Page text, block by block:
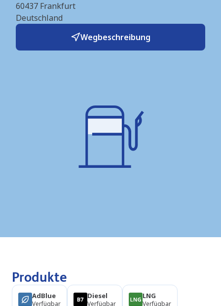
60437 Frankfurt
Deutschland
Wegbeschreibung
Produkte
AdBlue
Verfügbar
Diesel
Verfügbar
LNG
Verfügbar